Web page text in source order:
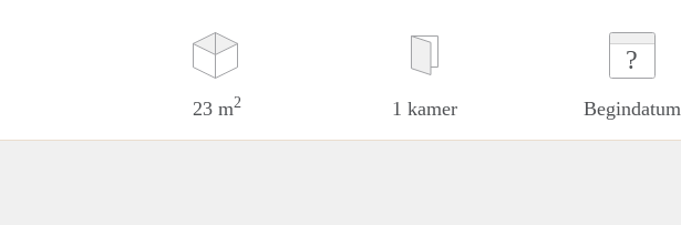
23 m2 1 kamer
?
Begindatum